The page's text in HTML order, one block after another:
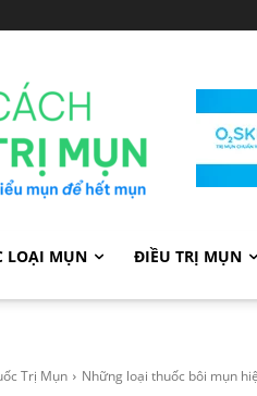
LOẠI MỤN ĐIỀU TRỊ MỤN
Trị Mụn Những loại thuốc bôi mụn